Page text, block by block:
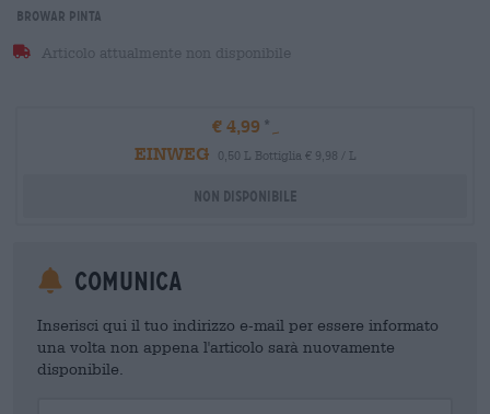
Browar Pinta
Articolo attualmente non disponibile
€ 4,99
EINWEG
0,50 L Bottiglia € 9,98 / L
Non disponibile
Comunica
Inserisci qui il tuo indirizzo e-mail per essere informato
una volta non appena l'articolo sarà nuovamente
disponibile.